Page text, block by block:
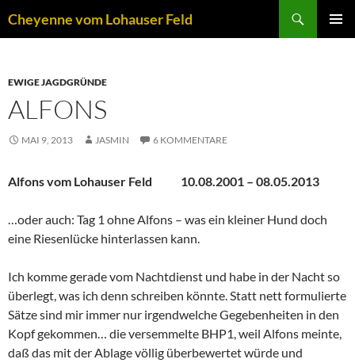
Inhalt
Cheyenne vom Lohauser Feld
EWIGE JAGDGRÜNDE
ALFONS
MAI 9, 2013 JASMIN 6 KOMMENTARE
Alfons vom Lohauser Feld 10.08.2001 – 08.05.2013
…oder auch: Tag 1 ohne Alfons – was ein kleiner Hund doch
eine Riesenlücke hinterlassen kann.
Ich komme gerade vom Nachtdienst und habe in der Nacht so
überlegt, was ich denn schreiben könnte. Statt nett formulierte
Sätze sind mir immer nur irgendwelche Gegebenheiten in den
Kopf gekommen… die versemmelte BHP1, weil Alfons meinte,
daß das mit der Ablage völlig überbewertet würde und